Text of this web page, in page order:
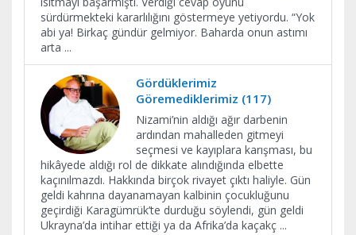
sürdürmekteki kararlılığını göstermeye yetiyordu. “Yok
abi ya! Birkaç gündür gelmiyor. Baharda onun astımı
arta ...
Gördüklerimiz
Göremediklerimiz (117)
Nizami’nin aldığı ağır darbenin
ardından mahalleden gitmeyi
seçmesi ve kayıplara karışması, bu
hikâyede aldığı rol de dikkate alındığında elbette
kaçınılmazdı. Hakkında birçok rivayet çıktı haliyle. Gün
geldi kahrına dayanamayan kalbinin çocukluğunu
geçirdiği Karagümrük’te durduğu söylendi, gün geldi
Ukrayna’da intihar ettiği ya da Afrika’da kaçakç ...